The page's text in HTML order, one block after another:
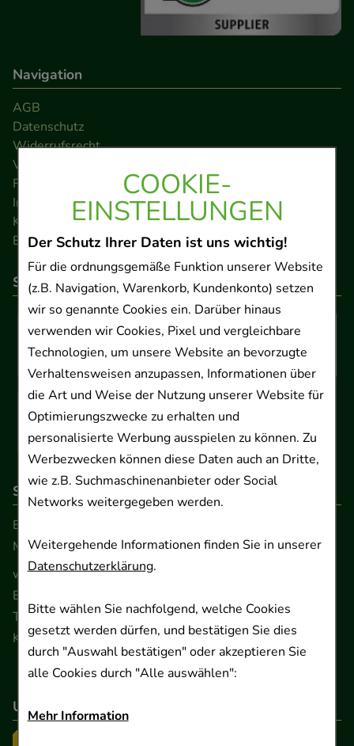
COOKIE-
EINSTELLUNGEN
Der Schutz Ihrer Daten ist uns wichtig!
Für die ordnungsgemäße Funktion unserer Website
(z.B. Navigation, Warenkorb, Kundenkonto) setzen
wir so genannte Cookies ein. Darüber hinaus
verwenden wir Cookies, Pixel und vergleichbare
Technologien, um unsere Website an bevorzugte
Verhaltensweisen anzupassen, Informationen über
die Art und Weise der Nutzung unserer Website für
Optimierungszwecke zu erhalten und
personalisierte Werbung ausspielen zu können. Zu
Werbezwecken können diese Daten auch an Dritte,
wie z.B. Suchmaschinenanbieter oder Social
Networks weitergegeben werden.
Weitergehende Informationen finden Sie in unserer
Datenschutzerklärung.
Bitte wählen Sie nachfolgend, welche Cookies
gesetzt werden dürfen, und bestätigen Sie dies
durch "Auswahl bestätigen" oder akzeptieren Sie
alle Cookies durch "Alle auswählen":
Mehr Information
Navigation
AGB
Datenschutz
Widerrufsrecht
Versandkosten
FAQ
Impressum
Kontakt
Barrierefreiheitserklärung
So können Sie bezahlen
So erreichen Sie uns
Beratung und Kundenservice:
Montag - Freitag von 9.00 bis 17.00 Uhr
www.ApoSalis.de· E-Mail:
Ernst-August-Platz 2 · 30159 Hannover
Telefon 0511 89 71 80 0 · Fax 0511 89 71 80 11
Kontaktformular
Unser Versanddienstleister